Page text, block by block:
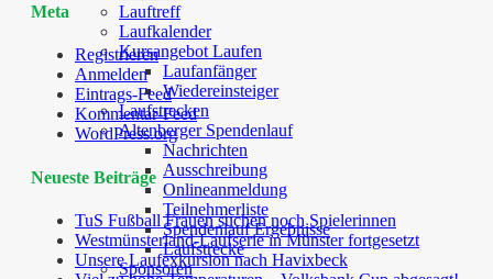
Lauftreff
Laufkalender
Kursangebot Laufen
Laufanfänger
Wiedereinsteiger
Laufstrecken
Altenberger Spendenlauf
Nachrichten
Ausschreibung
Onlineanmeldung
Teilnehmerliste
Spendenlauf Ergebnisse
Laufstrecke
Sponsoren
Meta
Registrieren
Anmelden
Eintrags-Feed
Kommentar-Feed
WordPress.org
Neueste Beiträge
TuS Fußball Frauen suchen noch Spielerinnen
Westmünsterland-Laufserie in Münster fortgesetzt
Unsere Laufexkursion nach Havixbeck